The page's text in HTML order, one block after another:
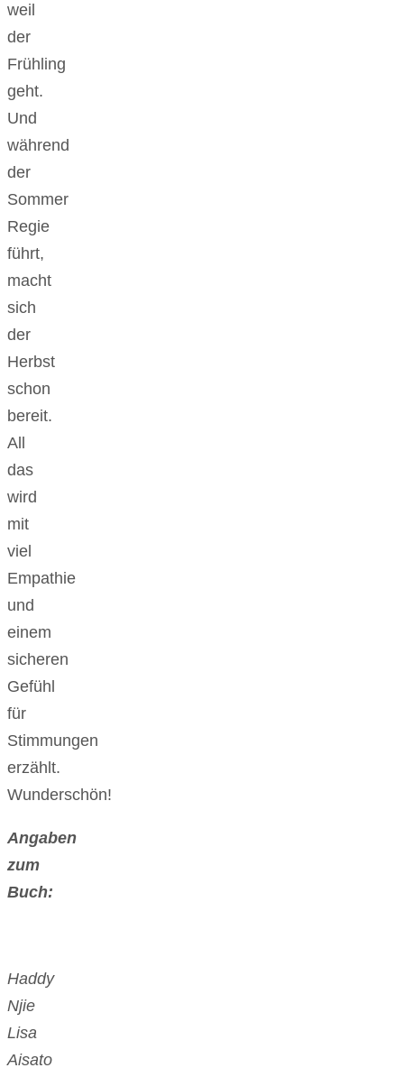
weil
der
Frühling
geht.
Und
während
der
Sommer
Regie
führt,
macht
sich
der
Herbst
schon
bereit.
All
das
wird
mit
viel
Empathie
und
einem
sicheren
Gefühl
für
Stimmungen
erzählt.
Wunderschön!
Angaben
zum
Buch:
Haddy
Njie
Lisa
Aisato